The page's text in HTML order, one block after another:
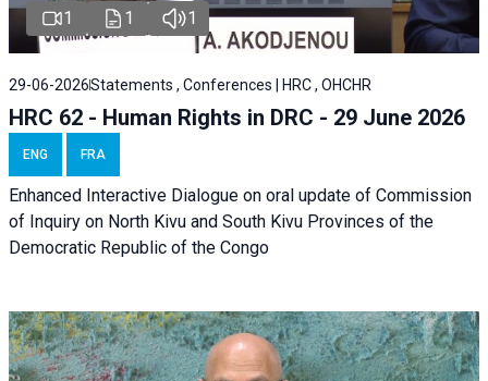
1 1 1
29-06-2026Statements , Conferences | HRC , OHCHR
HRC 62 - Human Rights in DRC - 29 June 2026
ENG FRA
Enhanced Interactive Dialogue on oral update of Commission
of Inquiry on North Kivu and South Kivu Provinces of the
Democratic Republic of the Congo